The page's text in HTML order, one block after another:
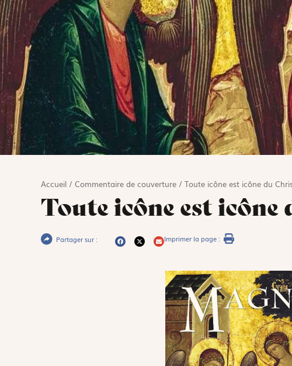
Accueil / Commentaire de couverture / Toute icône est icône du
Toute icône est icône
Partager sur : Imprimer la page :